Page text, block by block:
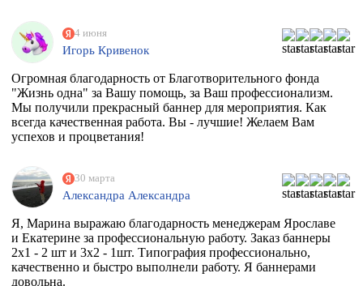
4 июня
Игорь Кривенок
Огромная благодарность от Благотворительного фонда
"Жизнь одна" за Вашу помощь, за Ваш профессионализм.
Мы получили прекрасный баннер для мероприятия. Как
всегда качественная работа. Вы - лучшие! Желаем Вам
успехов и процветания!
30 марта
Александра Александра
Я, Марина выражаю благодарность менеджерам Ярославе
и Екатерине за профессиональную работу. Заказ баннеры
2х1 - 2 шт и 3х2 - 1шт. Типография профессионально,
качественно и быстро выполнели работу. Я баннерами
довольна.